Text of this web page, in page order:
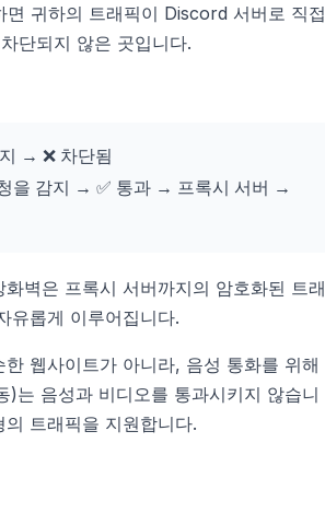
귀하의 트래픽이 Discord 서버로 직접
단되지 않은 곳입니다.
→ ❌ 차단됨
을 감지 → ✅ 통과 → 프록시 서버 →
벽은 프록시 서버까지의 암호화된 트래
유롭게 이루어집니다.
웹사이트가 아니라, 음성 통화를 위해
는 음성과 비디오를 통과시키지 않습니
트래픽을 지원합니다.